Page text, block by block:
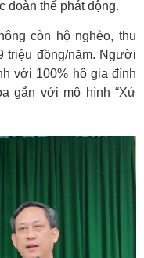
đoàn thể phát động.
còn hộ nghèo, thu
triệu đồng/năm. Người
với 100% hộ gia đình
gắn với mô hình “Xứ